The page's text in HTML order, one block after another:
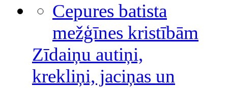
Cepures batista
mežģīnes kristībām
Zīdaiņu autiņi,
krekliņi, jaciņas un